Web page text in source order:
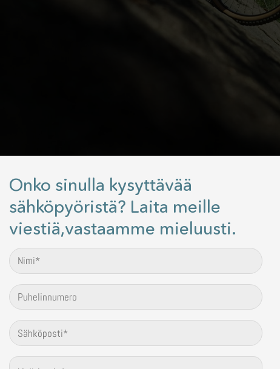
Onko sinulla kysyttävää
sähköpyöristä? Laita meille
viestiä,vastaamme mieluusti.